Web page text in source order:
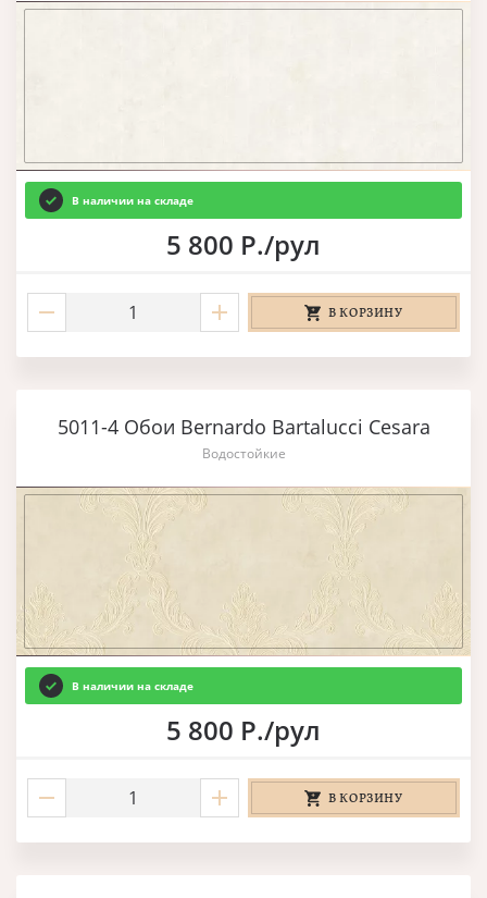
В наличии на складе
5 800 Р./рул
В КОРЗИНУ
5011-4 Обои Bernardo Bartalucci Cesara
Водостойкие
В наличии на складе
5 800 Р./рул
В КОРЗИНУ